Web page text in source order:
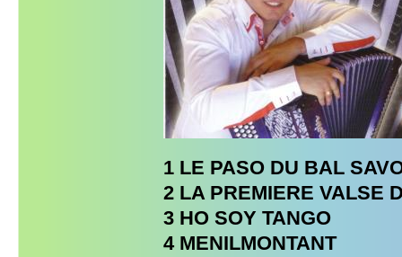
1 LE PASO DU BAL
2 LA PREMIERE VALSE
3 HO SOY TANGO
4 MENILMONTANT